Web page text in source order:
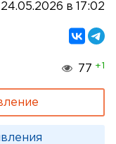
24.05.2026 в 17:02
77 +1